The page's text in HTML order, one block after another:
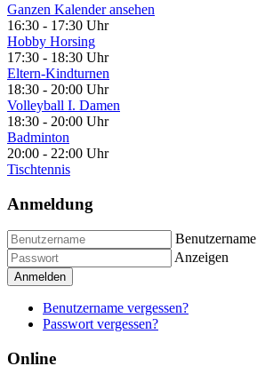
Ganzen Kalender ansehen
16:30 - 17:30 Uhr
Hobby Horsing
17:30 - 18:30 Uhr
Eltern-Kindturnen
18:30 - 20:00 Uhr
Volleyball I. Damen
18:30 - 20:00 Uhr
Badminton
20:00 - 22:00 Uhr
Tischtennis
Anmeldung
Benutzername
Anzeigen
Anmelden
Benutzername vergessen?
Passwort vergessen?
Online